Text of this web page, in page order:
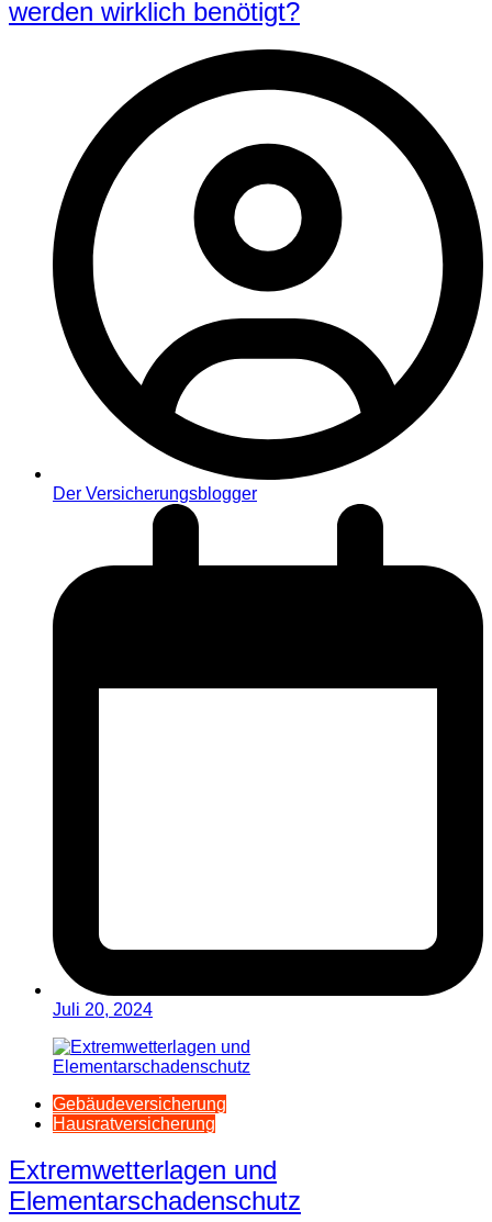
werden wirklich benötigt?
Der Versicherungsblogger
Juli 20, 2024
Gebäudeversicherung
Hausratversicherung
Extremwetterlagen und
Elementarschadenschutz